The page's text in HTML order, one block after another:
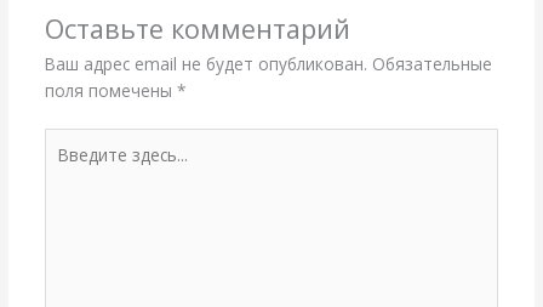
Оставьте комментарий
Ваш адрес email не будет опубликован. Обязательные
поля помечены *
здесь...